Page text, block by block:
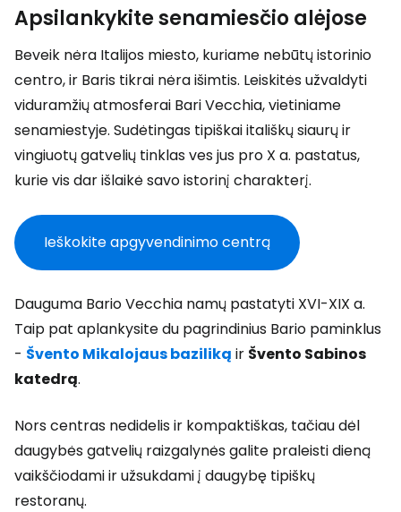
Apsilankykite senamiesčio alėjose
Beveik nėra Italijos miesto, kuriame nebūtų istorinio
centro, ir Baris tikrai nėra išimtis. Leiskitės užvaldyti
viduramžių atmosferai Bari Vecchia, vietiniame
senamiestyje. Sudėtingas tipiškai itališkų siaurų ir
vingiuotų gatvelių tinklas ves jus pro X a. pastatus,
kurie vis dar išlaikė savo istorinį charakterį.
Ieškokite apgyvendinimo centrą
Dauguma Bario Vecchia namų pastatyti XVI-XIX a.
Taip pat aplankysite du pagrindinius Bario paminklus
- Švento Mikalojaus baziliką ir Švento Sabinos
katedrą.
Nors centras nedidelis ir kompaktiškas, tačiau dėl
daugybės gatvelių raizgalynės galite praleisti dieną
vaikščiodami ir užsukdami į daugybę tipiškų
restoranų.